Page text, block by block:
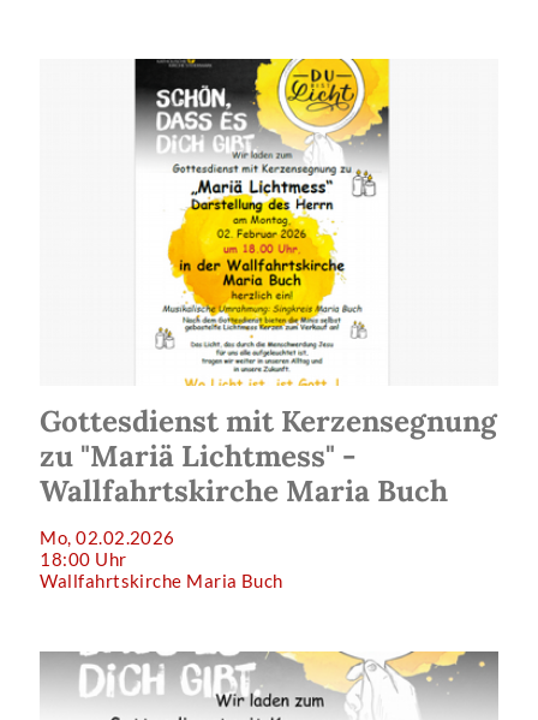
Gottesdienst mit Kerzensegnung
zu "Mariä Lichtmess" -
Wallfahrtskirche Maria Buch
Mo, 02.02.2026
18:00 Uhr
Wallfahrtskirche Maria Buch